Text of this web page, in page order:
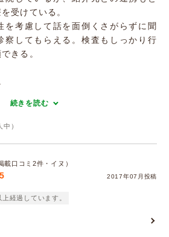
受けている。
を考慮して話を面倒くさがらずに聞
察してもらえる。検査もしっかり行
きる。
続きを読む
中）
載口コミ2件・イヌ）
2017年07月投稿
経過しています。